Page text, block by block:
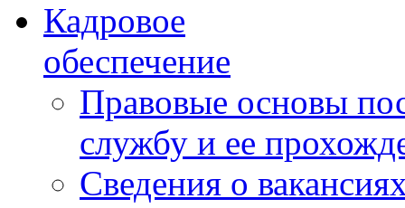
Кадровое
обеспечение
Правовые основы
службу и ее
Сведения о